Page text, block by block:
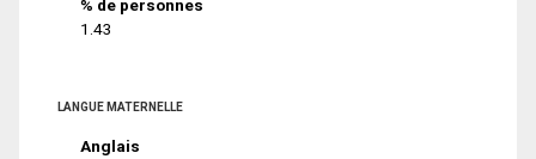
% de personnes
1.43
LANGUE MATERNELLE
Anglais